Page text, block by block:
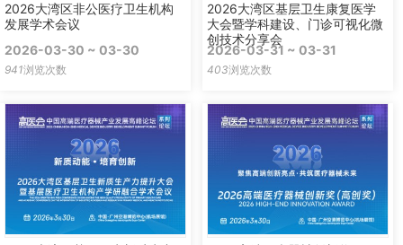
2026大湾区非公医疗卫生机构
发展学术会议
2026-03-30 ~ 03-30
941浏览次数
2026大湾区基层卫生康复医学
大会暨学科建设、门诊可视化微
创技术分享会
2026-03-31 ~ 03-31
403浏览次数